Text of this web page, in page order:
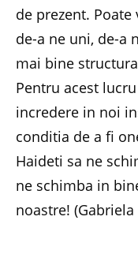
de prezent.
de-a ne uni, de-a
mai bine
Pentru acest
incredere in noi
conditia de a fi
Haideti sa ne
ne schimba in
noastre! (Gabriela